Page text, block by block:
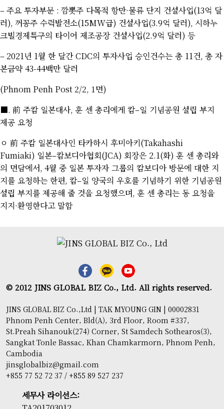
–주요 투자부문 : 깜뽓주 다목적 항만·물류 단지 건설사업(13억 달
러), 꺼꽁주 수력발전소(15MW급) 건설사업(3.9억 달러), 시하누
크빌경제특구의 타이어 제조공장 건설사업(2.9억 달러) 등
– 2021년 1월 한 달간CDC의 투자사업 승인건수는 총 11건, 총 자
본금약43-44백만 달러
(Phnom Penh Post 2/2, 1면)
■. 前 주캄 일본대사, 훈 센 총리에게 캄–일 기념공원 설립 부지
제공 요청
ㅇ 前 주캄 일본대사인 타카하시 후미아키(Takahashi
Fumiaki) 일본–캄보디아협회(JCA) 회장은 2.1(화) 훈 센 총리와
의 면담에서, 4월 중 일본 투자자 그룹의 캄보디아 방문에 대한 지
지를 요청하는 한편, 캄–일 양국의 우호를 기념하기 위한 기념공원
설립 부지를 제공해 줄 것을 요청했으며, 훈 센 총리는 동 요청을
지지·환영한다고 말함
© 2012 JINS GLOBAL BIZ Co., Ltd. All rights reserved.
JINS GLOBAL BIZ Co.,Ltd | TAK MYOUNG GIN | 00002831
Phnom Penh Center, Bld(A), 3rd Floor, Room #337,
St.Preah Sihanouk(274) Corner, St Samdech Sothearos(3),
Sangkat Tonle Bassac, Khan Chamkarmorn, Phnom Penh,
Cambodia
jinsglobalbiz@gmail.com
+855 77 52 72 37 / +855 89 527 237
세무사 라이선스: